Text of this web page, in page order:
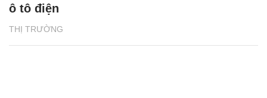
THỊ TRƯỜNG
ô tô điện